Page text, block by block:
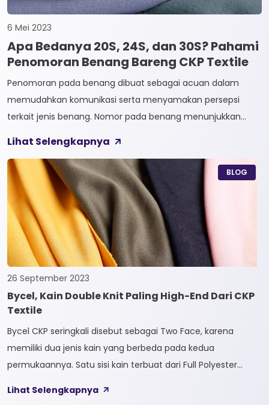
6 Mei 2023
Apa Bedanya 20S, 24S, dan 30S? Pahami
Penomoran Benang Bareng CKP Textile
Penomoran pada benang dibuat sebagai acuan dalam
memudahkan komunikasi serta menyamakan persepsi
terkait jenis benang. Nomor pada benang menunjukkan
penomoran sendiri terbagi menjadi dua, Tidak Langsung dan
Langsung. 1. Penomoran Tidak Langsung Penomoran Tidak
Langsung biasa diaplikasikan pada jenis Natural Fiber, seperti
Rayon dan Cotton. Satuan yang paling […]
Lihat Selengkapnya
BLOG
26 September 2023
Bycel, Kain Double Knit Paling High-End Dari CKP
Textile
Bycel CKP seringkali disebut sebagai Two Face, karena
memiliki dua jenis kain yang berbeda pada kedua
permukaannya. Satu sisi kain terbuat dari Full Polyester
Bycel merupakan kain High-End karena bersifat Fungsional,
Lihat Selengkapnya